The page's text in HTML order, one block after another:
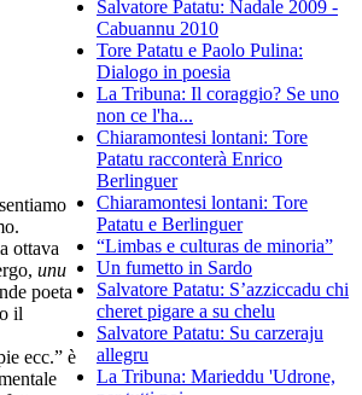
ottava
unu
poeta
il
ecc.” è
Salvatore Patatu: Nadale 2009 -
Cabuannu 2010
Tore Patatu e Paolo Pulina:
Dialogo in poesia
La Tribuna: Il coraggio? Se uno
non ce l'ha...
Chiaramontesi lontani: Tore
Patatu racconterà Enrico
Berlinguer
Chiaramontesi lontani: Tore
Patatu e Berlinguer
“Limbas e culturas de minoria”
Un fumetto in Sardo
Salvatore Patatu: S’azziccadu chi
cheret pigare a su chelu
Salvatore Patatu: Su carzeraju
allegru
La Tribuna: Marieddu 'Udrone,